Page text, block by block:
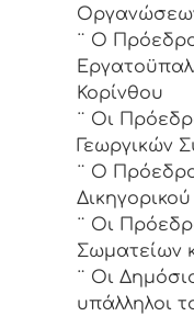
¨ Ο
Κορίνθου
¨ Οι
Γεωργικών
¨ Ο
¨ Οι
Σωματείων
¨ Οι
υπάλληλοι